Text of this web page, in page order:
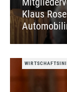
Klaus